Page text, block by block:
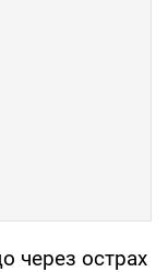
через острах